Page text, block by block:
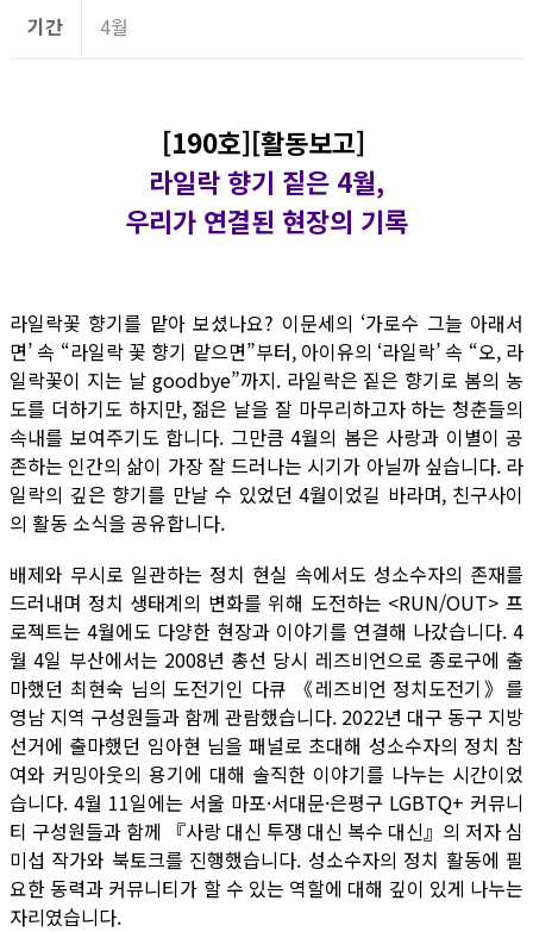
기간 4월
[190호][활동보고]
라일락 향기 짙은 4월,
우리가 연결된 현장의 기록
라일락꽃 향기를 맡아 보셨나요? 이문세의 ‘가로수 그늘 아래서
면’ 속 “라일락 꽃 향기 맡으면”부터, 아이유의 ‘라일락’ 속 “오, 라
일락꽃이 지는 날 goodbye”까지. 라일락은 짙은 향기로 봄의 농
도를 더하기도 하지만, 젊은 날을 잘 마무리하고자 하는 청춘들의
속내를 보여주기도 합니다. 그만큼 4월의 봄은 사랑과 이별이 공
존하는 인간의 삶이 가장 잘 드러나는 시기가 아닐까 싶습니다. 라
일락의 깊은 향기를 만날 수 있었던 4월이었길 바라며, 친구사이
의 활동 소식을 공유합니다.
배제와 무시로 일관하는 정치 현실 속에서도 성소수자의 존재를
드러내며 정치 생태계의 변화를 위해 도전하는 <RUN/OUT> 프
로젝트는 4월에도 다양한 현장과 이야기를 연결해 나갔습니다. 4
월 4일 부산에서는 2008년 총선 당시 레즈비언으로 종로구에 출
마했던 최현숙 님의 도전기인 다큐 《레즈비언 정치도전기》를
영남 지역 구성원들과 함께 관람했습니다. 2022년 대구 동구 지방
선거에 출마했던 임아현 님을 패널로 초대해 성소수자의 정치 참
여와 커밍아웃의 용기에 대해 솔직한 이야기를 나누는 시간이었
습니다. 4월 11일에는 서울 마포·서대문·은평구 LGBTQ+ 커뮤니
티 구성원들과 함께 『사랑 대신 투쟁 대신 복수 대신』의 저자 심
미섭 작가와 북토크를 진행했습니다. 성소수자의 정치 활동에 필
요한 동력과 커뮤니티가 할 수 있는 역할에 대해 깊이 있게 나누는
자리였습니다.